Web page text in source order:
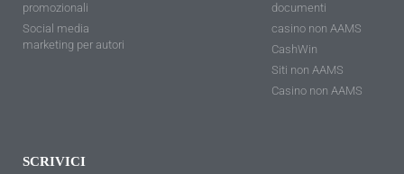
promozionali
Social media
marketing per autori
documenti
casino non AAMS
CashWin
Siti non AAMS
Casino non AAMS
SCRIVICI